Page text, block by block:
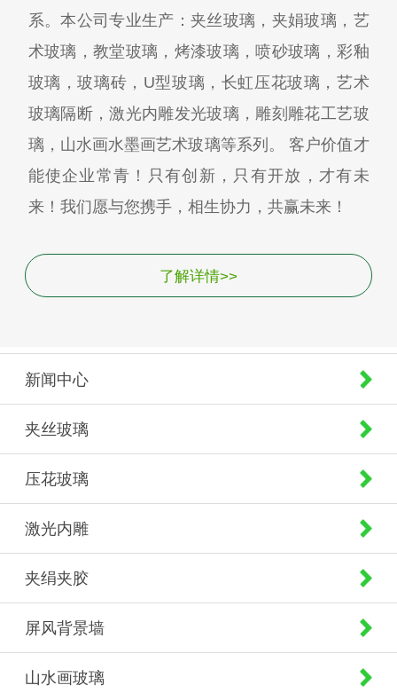
系。本公司专业生产：夹丝玻璃，夹娟玻璃，艺
术玻璃，教堂玻璃，烤漆玻璃，喷砂玻璃，彩釉
玻璃，玻璃砖，U型玻璃，长虹压花玻璃，艺术
玻璃隔断，激光内雕发光玻璃，雕刻雕花工艺玻
璃，山水画水墨画艺术玻璃等系列。 客户价值才
能使企业常青！只有创新，只有开放，才有未
来！我们愿与您携手，相生协力，共赢未来！
了解详情>>
新闻中心
夹丝玻璃
压花玻璃
激光内雕
夹绢夹胶
屏风背景墙
山水画玻璃